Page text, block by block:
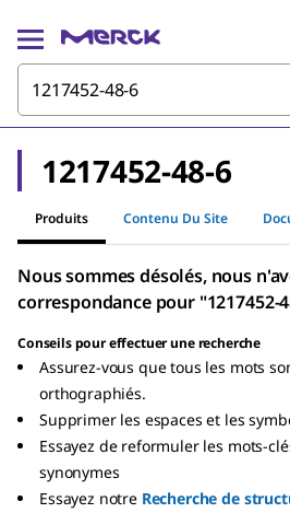
1217452-48-6
Produits Contenu Du Site
Nous sommes désolés, nous
correspondance pour "1217452-
Conseils pour effectuer une recherche
Assurez-vous que tous les mots
orthographiés.
Supprimer les espaces et les
Essayez de reformuler les mots-
synonymes
Essayez notre Recherche de